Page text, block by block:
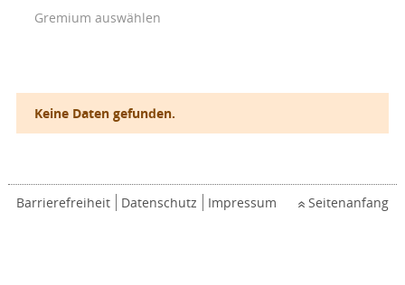
Gremium auswählen
Keine Daten gefunden.
Barrierefreiheit Datenschutz Impressum Seitenanfang